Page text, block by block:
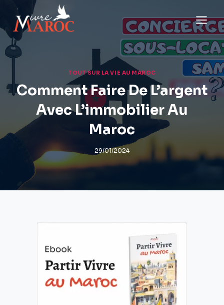
Aller
contenu
TOUT SUR LA VIE AU MAROC
Comment Faire De L’argent
Avec L’immobilier Au
Maroc
29/01/2024